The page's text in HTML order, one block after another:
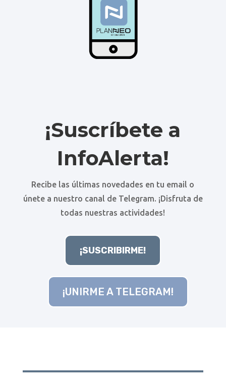
¡Suscríbete a
InfoAlerta!
Recibe las últimas novedades en tu email o
únete a nuestro canal de Telegram. ¡Disfruta de
todas nuestras actividades!
¡SUSCRIBIRME!
¡UNIRME A TELEGRAM!